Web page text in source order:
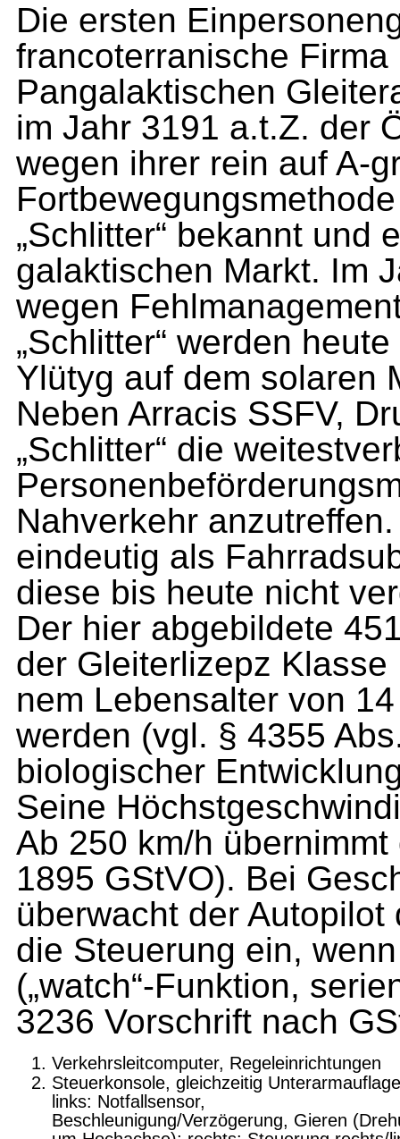
Die ersten
francoterranische Firma
Pangalaktischen
im Jahr 3191 a.t.Z. der
wegen ihrer rein auf A-
„Schlitter“ be­kannt und
galaktischen Markt. Im
wegen
„Schlitter“ wer­den
Ylütyg auf dem solaren
Neben Arracis SSFV,
„Schlitter“ die
Nahverkehr
eindeutig als
diese bis heute nicht
Der hier abgebildete
der Gleiterlizepz
nem Lebensalter von
werden (vgl. § 4355
biologischer
Seine
Ab 250 km/h
1895 GStVO). Bei
überwacht der
die Steuerung ein,
(„watch“-Funktion,
3236 Vorschrift nach
Verkehrsleitcomputer, Regeleinrichtungen
Steuerkonsole, gleichzeitig
links: Notfallsensor,
Beschleunigung/Verzögerung, Gieren